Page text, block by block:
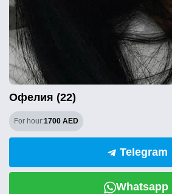
Офелия (22)
For hour:1700 AED
Telegram
Whatsapp